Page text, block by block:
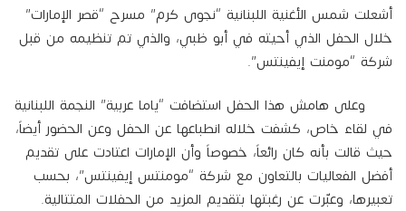
أشعلت شمس الأغنية اللبنانية “نجوى كرم” مسرح “قصر الإمارات”
خلال الحفل الذي أحيته في أبو ظبي، والذي تم تنظيمه من قبل
شركة “مومنت إيفينتس”.
وعلى هامش هذا الحفل استضافت “ياما عربية” النجمة اللبنانية
في لقاء خاص، كشفت خلاله انطباعها عن الحفل وعن الحضور أيضاً،
حيث قالت بأنه كان رائعاً، خصوصاً وأن الإمارات اعتادت على تقديم
أفضل الفعاليات بالتعاون مع شركة “مومنتس إيفينتس”، بحسب
تعبيرها، وعبّرت عن رغبتها بتقديم المزيد من الحفلات المتتالية.